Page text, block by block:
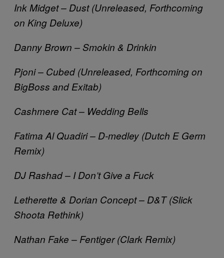
Ink Midget – Dust (Unreleased, Forthcoming
on King Deluxe)
Danny Brown – Smokin & Drinkin
Pjoni – Cubed (Unreleased, Forthcoming on
BigBoss and Exitab)
Cashmere Cat – Wedding Bells
Fatima Al Quadiri – D-medley (Dutch E Germ
Remix)
DJ Rashad – I Don’t Give a Fuck
Letherette & Dorian Concept – D&T (Slick
Shoota Rethink)
Nathan Fake – Fentiger (Clark Remix)